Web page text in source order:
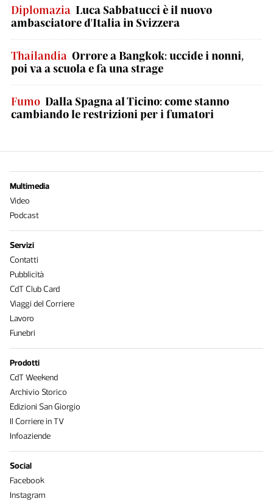
Diplomazia Luca Sabbatucci è il nuovo
ambasciatore d'Italia in Svizzera
Thailandia Orrore a Bangkok: uccide i nonni,
poi va a scuola e fa una strage
Fumo Dalla Spagna al Ticino: come stanno
cambiando le restrizioni per i fumatori
Multimedia
Video
Podcast
Servizi
Contatti
Pubblicità
CdT Club Card
Viaggi del Corriere
Lavoro
Funebri
Prodotti
CdT Weekend
Archivio Storico
Edizioni San Giorgio
Il Corriere in TV
Infoaziende
Social
Facebook
Instagram